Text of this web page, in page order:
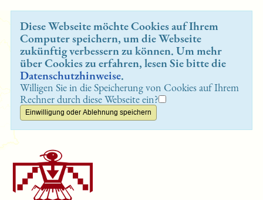
Diese Webseite möchte Cookies auf Ihrem
Computer speichern, um die Webseite
zukünftig verbessern zu können. Um mehr
über Cookies zu erfahren, lesen Sie bitte die
Datenschutzhinweise.
Willigen Sie in die Speicherung von Cookies auf Ihrem
Rechner durch diese Webseite ein?